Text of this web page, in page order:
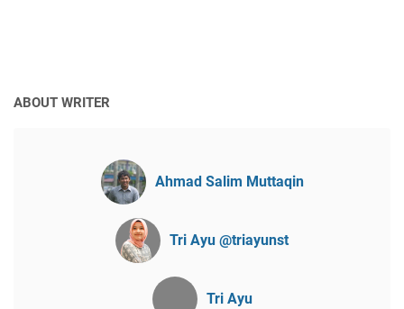
ABOUT WRITER
Ahmad Salim Muttaqin
Tri Ayu @triayunst
Tri Ayu